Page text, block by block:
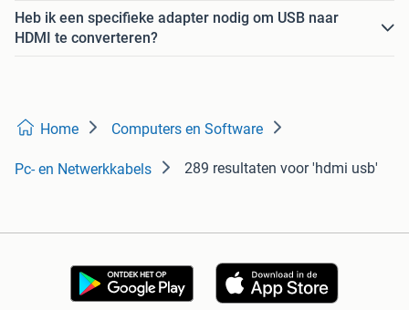
Heb ik een specifieke adapter nodig om USB naar
HDMI te converteren?
Home Computers en Software
Pc- en Netwerkkabels 289 resultaten voor 'hdmi usb'